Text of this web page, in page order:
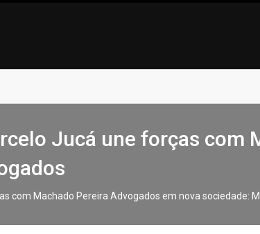
Jucá une forças com
com Machado Pereira Advogados em nova sociedade: